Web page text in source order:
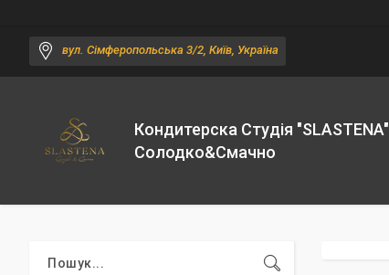
вул. Сімферопольська 3/2, Київ, Україна
Кондитерска Студія "SLASTENA"
Солодко&Смачно